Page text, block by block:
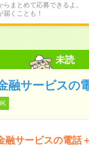
まとめて応募できるよ。
くことも！
未読
融サービスの
融サービスの電話